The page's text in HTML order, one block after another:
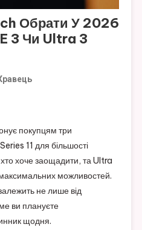
Обрати У 2026
3 Чи Ultra 3
покупцям три
11 для більшості
хто хоче заощадити, та Ultra
можливостей.
не лише від
ви плануєте
щодня.